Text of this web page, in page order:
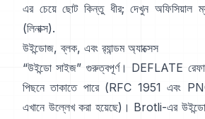
এর চেয়ে ছোট কিন্তু ধীর; দেখুন অফিসিয়াল
(লিনাক্স).
উইন্ডোজ, ব্লক, এবং র‍্যান্ডম অ্যাক্সেস
“উইন্ডো সাইজ” গুরুত্বপূর্ণ। DEFLATE
পিছনে তাকাতে পারে (RFC 1951 এবং
এখানে উল্লেখ করা হয়েছে)। Brotli-এর উইন্ডো